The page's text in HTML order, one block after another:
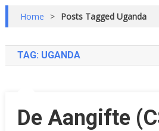
Home > Posts Tagged Uganda
TAG: UGANDA
De Aangifte